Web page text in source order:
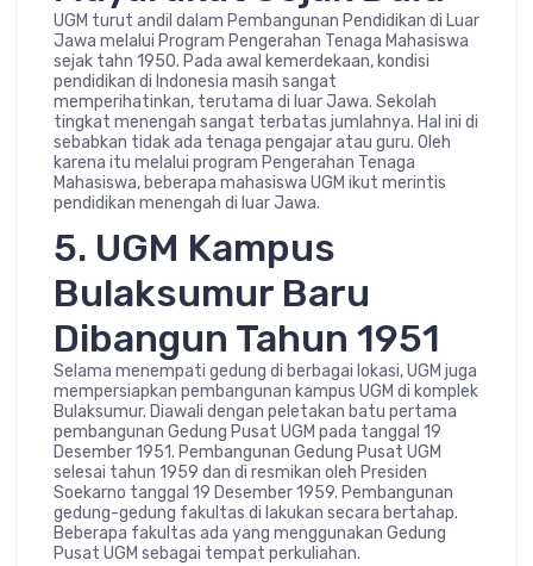
UGM turut andil dalam Pembangunan Pendidikan di Luar
Jawa melalui Program Pengerahan Tenaga Mahasiswa
sejak tahn 1950. Pada awal kemerdekaan, kondisi
pendidikan di Indonesia masih sangat
memperihatinkan, terutama di luar Jawa. Sekolah
tingkat menengah sangat terbatas jumlahnya. Hal ini di
sebabkan tidak ada tenaga pengajar atau guru. Oleh
karena itu melalui program Pengerahan Tenaga
Mahasiswa, beberapa mahasiswa UGM ikut merintis
pendidikan menengah di luar Jawa.
5. UGM Kampus
Bulaksumur Baru
Dibangun Tahun 1951
Selama menempati gedung di berbagai lokasi, UGM juga
mempersiapkan pembangunan kampus UGM di komplek
Bulaksumur. Diawali dengan peletakan batu pertama
pembangunan Gedung Pusat UGM pada tanggal 19
Desember 1951. Pembangunan Gedung Pusat UGM
selesai tahun 1959 dan di resmikan oleh Presiden
Soekarno tanggal 19 Desember 1959. Pembangunan
gedung-gedung fakultas di lakukan secara bertahap.
Beberapa fakultas ada yang menggunakan Gedung
Pusat UGM sebagai tempat perkuliahan.